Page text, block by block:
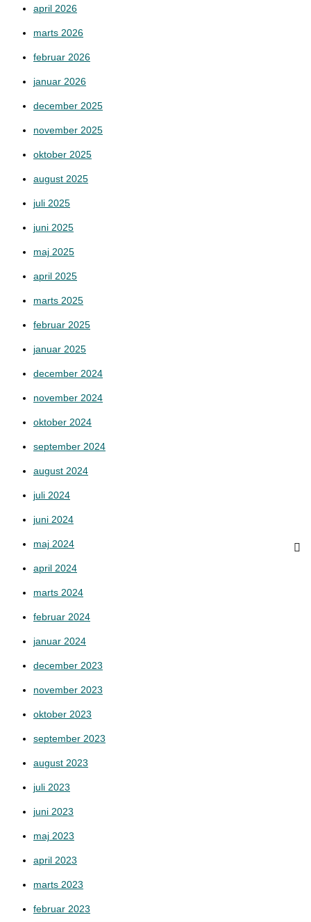
april 2026
marts 2026
februar 2026
januar 2026
december 2025
november 2025
oktober 2025
august 2025
juli 2025
juni 2025
maj 2025
april 2025
marts 2025
februar 2025
januar 2025
december 2024
november 2024
oktober 2024
september 2024
august 2024
juli 2024
juni 2024
maj 2024
april 2024
marts 2024
februar 2024
januar 2024
december 2023
november 2023
oktober 2023
september 2023
august 2023
juli 2023
juni 2023
maj 2023
april 2023
marts 2023
februar 2023